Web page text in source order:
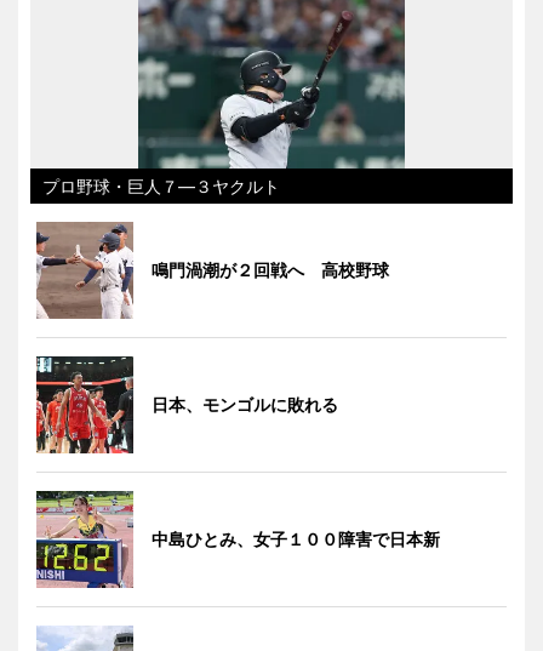
プロ野球・巨人７―３ヤクルト
鳴門渦潮が２回戦へ 高校野球
日本、モンゴルに敗れる
中島ひとみ、女子１００障害で日本新